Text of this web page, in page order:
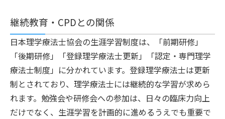
継続教育・CPDとの関係
日本理学療法士協会の生涯学習制度は、「前期研修」
「後期研修」「登録理学療法士更新」「認定・専門理学
療法士制度」に分かれています。登録理学療法士は更新
制とされており、理学療法士には継続的な学習が求めら
れます。勉強会や研修会への参加は、日々の臨床力向上
だけでなく、生涯学習を計画的に進めるうえでも重要で